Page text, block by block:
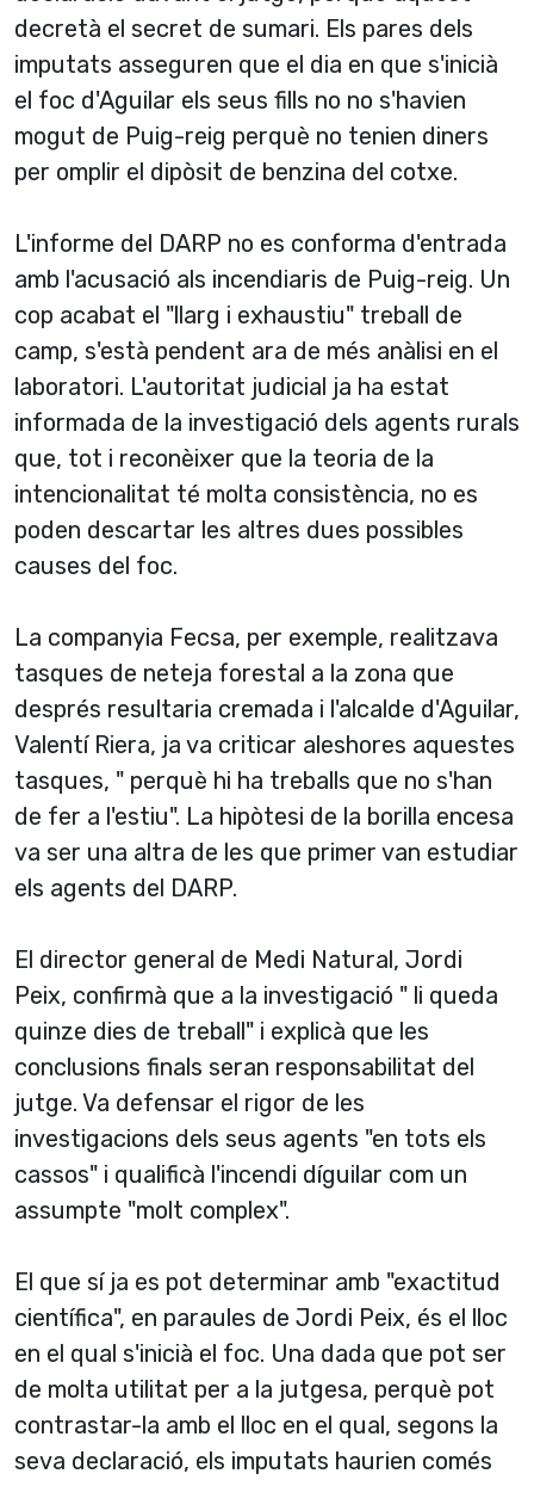
decretà el secret de sumari. Els pares dels
imputats asseguren que el dia en que s'inicià
el foc d'Aguilar els seus fills no no s'havien
mogut de Puig-reig perquè no tenien diners
per omplir el dipòsit de benzina del cotxe.
L'informe del DARP no es conforma d'entrada
amb l'acusació als incendiaris de Puig-reig. Un
cop acabat el "llarg i exhaustiu" treball de
camp, s'està pendent ara de més anàlisi en el
laboratori. L'autoritat judicial ja ha estat
informada de la investigació dels agents rurals
que, tot i reconèixer que la teoria de la
intencionalitat té molta consistència, no es
poden descartar les altres dues possibles
causes del foc.
La companyia Fecsa, per exemple, realitzava
tasques de neteja forestal a la zona que
després resultaria cremada i l'alcalde d'Aguilar,
Valentí­ Riera, ja va criticar aleshores aquestes
tasques, " perquè hi ha treballs que no s'han
de fer a l'estiu". La hipòtesi de la borilla encesa
va ser una altra de les que primer van estudiar
els agents del DARP.
El director general de Medi Natural, Jordi
Peix, confirmà que a la investigació " li queda
quinze dies de treball" i explicà que les
conclusions finals seran responsabilitat del
jutge. Va defensar el rigor de les
investigacions dels seus agents "en tots els
cassos" i qualificà l'incendi díguilar com un
assumpte "molt complex".
El que sí­ ja es pot determinar amb "exactitud
cientí­fica", en paraules de Jordi Peix, és el lloc
en el qual s'inicià el foc. Una dada que pot ser
de molta utilitat per a la jutgesa, perquè pot
contrastar-la amb el lloc en el qual, segons la
seva declaració, els imputats haurien comés